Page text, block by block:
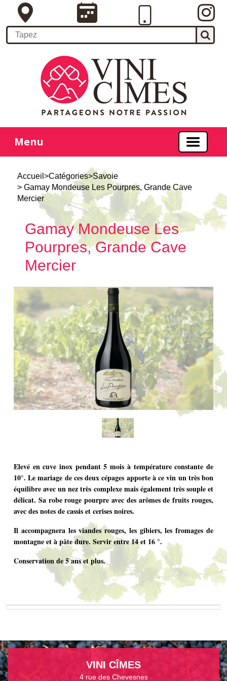
Menu
Accueil >Catégories>Savoie
> Gamay Mondeuse Les Pourpres, Grande Cave
Mercier
Gamay Mondeuse Les
Pourpres, Grande Cave
Mercier
Elevé en cuve inox pendant 5 mois à température constante de
10°. Le mariage de ces deux cépages apporte à ce vin un très bon
équilibre avec un nez très complexe mais également très souple et
délicat. Sa robe rouge pourpre avec des arômes de fruits rouges,
avec des notes de cassis et cerises noires.
Il accompagnera les viandes rouges, les gibiers, les fromages de
montagne et à pâte dure. Servir entre 14 et 16 °.
Conservation de 5 ans et plus.
VINI CÎMES
4 rue des Chevesnes